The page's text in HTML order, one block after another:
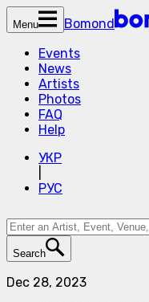
Menu
Bomond
Events
News
Artists
Photos
FAQ
Help
УКР
РУС
Search
Dec 28, 2023